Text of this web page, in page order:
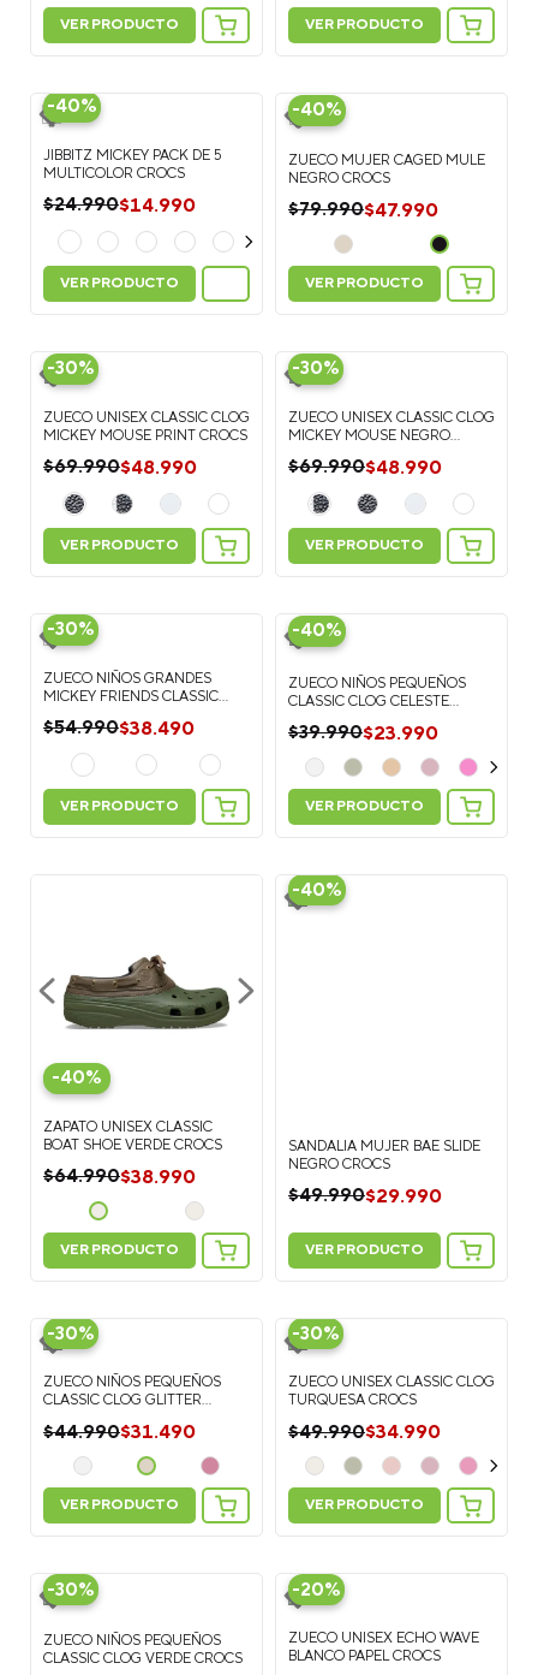
VER PRODUCTO VER PRODUCTO
-40%
JIBBITZ MICKEY PACK DE 5
MULTICOLOR CROCS
$24.990$14.990
VER PRODUCTO
-40%
ZUECO MUJER CAGED MULE
NEGRO CROCS
$79.990$47.990
VER PRODUCTO
-30%
ZUECO UNISEX CLASSIC CLOG
MICKEY MOUSE PRINT CROCS
$69.990$48.990
VER PRODUCTO
-30%
ZUECO UNISEX CLASSIC CLOG
MICKEY MOUSE NEGRO
$69.990$48.990
VER PRODUCTO
-30%
ZUECO NIÑOS GRANDES
MICKEY FRIENDS CLASSIC
$54.990$38.490
VER PRODUCTO
-40%
ZUECO NIÑOS PEQUEÑOS
CLASSIC CLOG CELESTE
$39.990$23.990
VER PRODUCTO
-40%
ZAPATO UNISEX CLASSIC
BOAT SHOE VERDE CROCS
$64.990$38.990
VER PRODUCTO
-40%
SANDALIA MUJER BAE SLIDE
NEGRO CROCS
$49.990$29.990
VER PRODUCTO
-30%
ZUECO NIÑOS PEQUEÑOS
CLASSIC CLOG GLITTER
$44.990$31.490
VER PRODUCTO
-30%
ZUECO UNISEX CLASSIC CLOG
TURQUESA CROCS
$49.990$34.990
VER PRODUCTO
-30%
ZUECO NIÑOS PEQUEÑOS
CLASSIC CLOG VERDE CROCS
-20%
ZUECO UNISEX ECHO WAVE
BLANCO PAPEL CROCS